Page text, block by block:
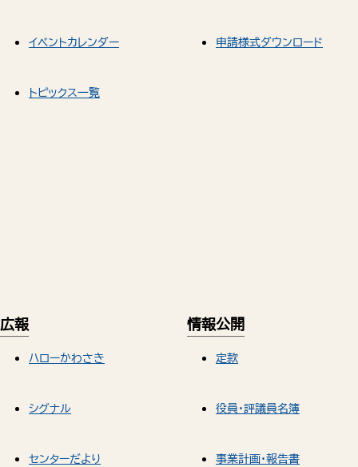
イベントカレンダー
トピックス一覧
申請様式ダウンロード
広報
ハローかわさき
シグナル
センターだより
情報公開
定款
役員・評議員名簿
事業計画・報告書